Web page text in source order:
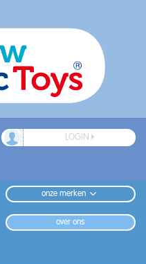
LOGIN
onze merken
over ons